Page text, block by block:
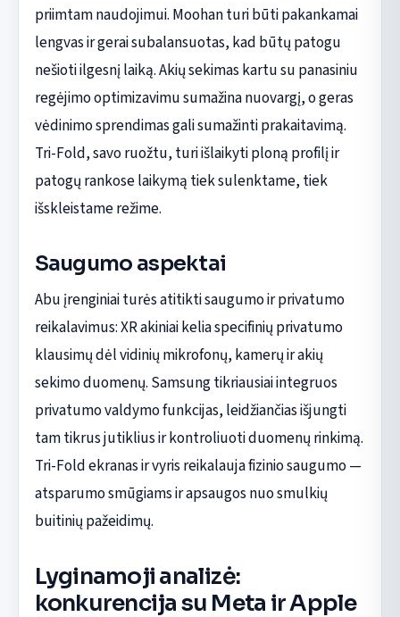
priimtam naudojimui. Moohan turi būti pakankamai
lengvas ir gerai subalansuotas, kad būtų patogu
nešioti ilgesnį laiką. Akių sekimas kartu su panasiniu
regėjimo optimizavimu sumažina nuovargį, o geras
vėdinimo sprendimas gali sumažinti prakaitavimą.
Tri-Fold, savo ruožtu, turi išlaikyti ploną profilį ir
patogų rankose laikymą tiek sulenktame, tiek
išskleistame režime.
Saugumo aspektai
Abu įrenginiai turės atitikti saugumo ir privatumo
reikalavimus: XR akiniai kelia specifinių privatumo
klausimų dėl vidinių mikrofonų, kamerų ir akių
sekimo duomenų. Samsung tikriausiai integruos
privatumo valdymo funkcijas, leidžiančias išjungti
tam tikrus jutiklius ir kontroliuoti duomenų rinkimą.
Tri-Fold ekranas ir vyris reikalauja fizinio saugumo —
atsparumo smūgiams ir apsaugos nuo smulkių
buitinių pažeidimų.
Lyginamoji analizė:
konkurencija su Meta ir Apple